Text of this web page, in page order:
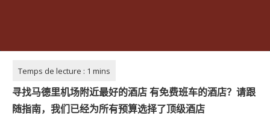
寻找马德里机场附近最好的酒店有免费班车的酒店？请跟
随指南，我们已经为所有预算选择了顶级酒店